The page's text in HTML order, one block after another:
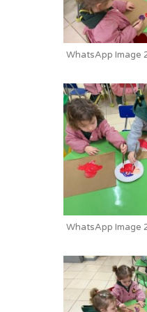
WhatsApp Image
WhatsApp Image